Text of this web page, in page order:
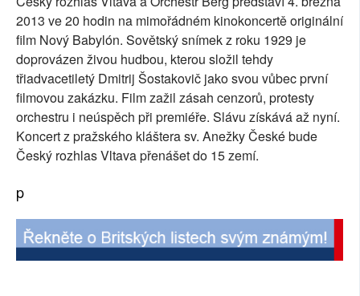
SOCIÁLNÍ SÍTĚ
RUBRIKY
PLNÁ VERZE STRÁNEK
2013 ve 20 hodin na mimořádném kinokoncertě originální
film Nový Babylón. Sovětský snímek z roku 1929 je
doprovázen živou hudbou, kterou složil tehdy
třiadvacetiletý Dmitrij Šostakovič jako svou vůbec první
filmovou zakázku. Film zažil zásah cenzorů, protesty
orchestru i neúspěch při premiéře. Slávu získává až nyní.
Koncert z pražského kláštera sv. Anežky České bude
Český rozhlas Vltava přenášet do 15 zemí.
p